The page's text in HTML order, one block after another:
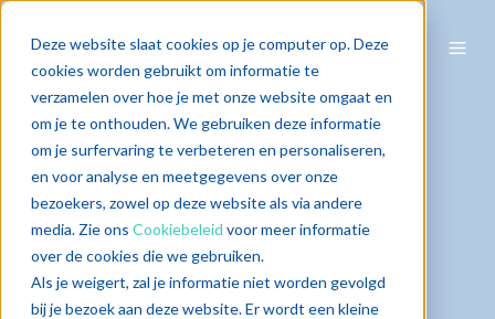
Deze website slaat cookies op je computer op. Deze
cookies worden gebruikt om informatie te
verzamelen over hoe je met onze website omgaat en
om je te onthouden. We gebruiken deze informatie
om je surfervaring te verbeteren en personaliseren,
en voor analyse en meetgegevens over onze
bezoekers, zowel op deze website als via andere
media. Zie ons Cookiebeleid voor meer informatie
over de cookies die we gebruiken.
Als je weigert, zal je informatie niet worden gevolgd
bij je bezoek aan deze website. Er wordt een kleine